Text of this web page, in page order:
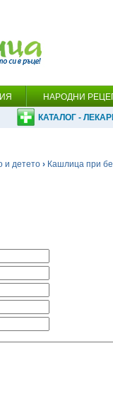
НАРОДНИ
КАТАЛОГ -
и детето › Кашлица при